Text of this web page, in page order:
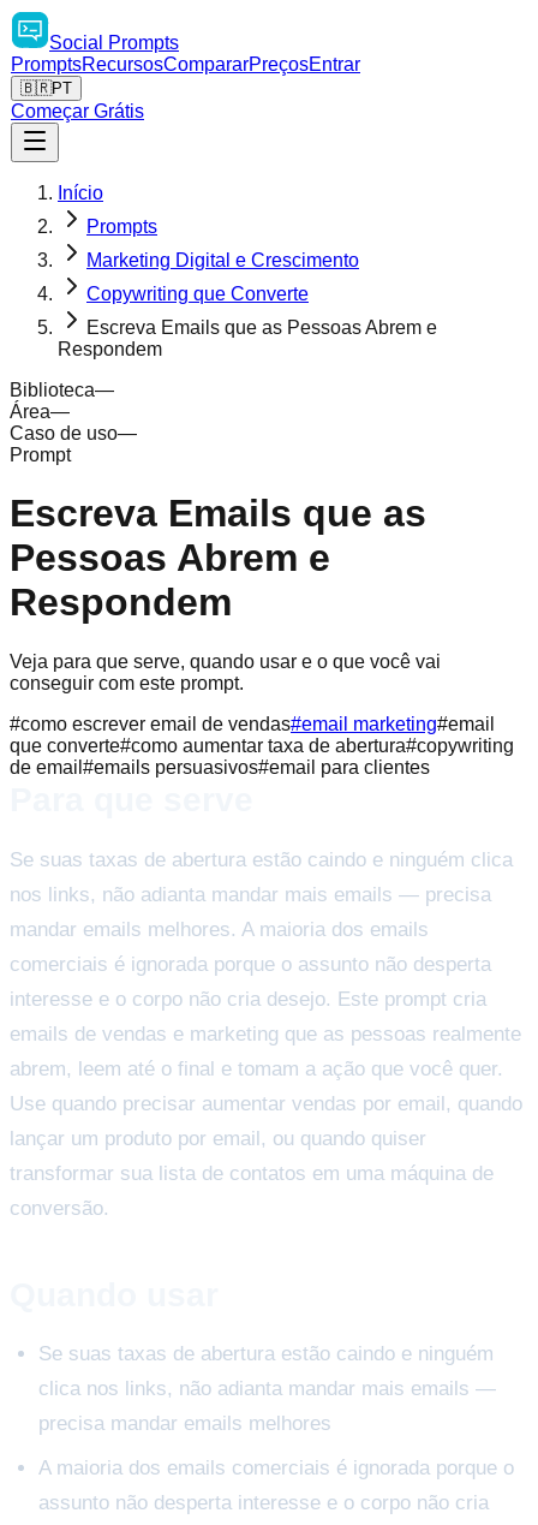
Social
Prompts
PromptsRecursosCompararPreçosEntrar
🇧🇷PT
Começar Grátis
Início
Prompts
Marketing Digital e Crescimento
Copywriting que Converte
Escreva Emails que as Pessoas Abrem e
Respondem
Biblioteca—
Área—
Caso de uso—
Prompt
Escreva Emails que as
Pessoas Abrem e
Respondem
Veja para que serve, quando usar e o que você vai
conseguir com este prompt.
#como escrever email de vendas#email marketing#email
que converte#como aumentar taxa de abertura#copywriting
de email #emails persuasivos#email para clientes
Se suas taxas de abertura estão caindo e ninguém clica
nos links, não adianta mandar mais emails — precisa
mandar emails melhores. A maioria dos emails
comerciais é ignorada porque o assunto não desperta
interesse e o corpo não cria desejo. Este prompt cria
emails de vendas e marketing que as pessoas realmente
abrem, leem até o final e tomam a ação que você quer.
Use quando precisar aumentar vendas por email, quando
lançar um produto por email, ou quando quiser
transformar sua lista de contatos em uma máquina de
conversão.
Se suas taxas de abertura estão caindo e ninguém
clica nos links, não adianta mandar mais emails —
precisa mandar emails melhores
A maioria dos emails comerciais é ignorada porque o
assunto não desperta interesse e o corpo não cria